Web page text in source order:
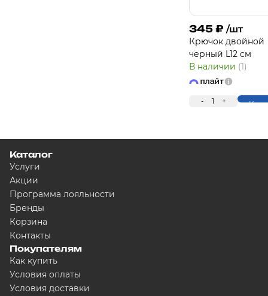
345 ₽ /шт
Крючок двойной
черный L12 см
В наличии (1)
- 1 +
Каталог
Услуги
Акции
Программа лояльности
Бренды
Корзина
Контакты
Покупателям
Как купить
Условия оплаты
Условия доставки